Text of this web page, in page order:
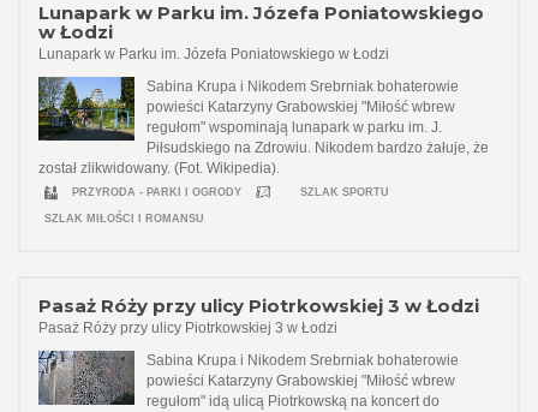
Lunapark w Parku im. Józefa Poniatowskiego
w Łodzi
Lunapark w Parku im. Józefa Poniatowskiego w Łodzi
Sabina Krupa i Nikodem Srebrniak bohaterowie
powieści Katarzyny Grabowskiej "Miłość wbrew
regułom" wspominają lunapark w parku im. J.
Piłsudskiego na Zdrowiu. Nikodem bardzo żałuje, że
został zlikwidowany. (Fot. Wikipedia).
PRZYRODA - PARKI I OGRODY SZLAK SPORTU
SZLAK MIŁOŚCI I ROMANSU
Pasaż Róży przy ulicy Piotrkowskiej 3 w Łodzi
Pasaż Róży przy ulicy Piotrkowskiej 3 w Łodzi
Sabina Krupa i Nikodem Srebrniak bohaterowie
powieści Katarzyny Grabowskiej "Miłość wbrew
regułom" idą ulicą Piotrkowską na koncert do